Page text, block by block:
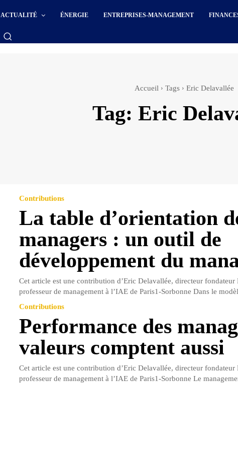
ACTUALITÉ ÉNERGIE ENTREPRISES-MANAGEMENT
Accueil Tags Eric Delavallée
Tag: Eric
Contributions
La table d’orientation
managers : un outil de
développement du
Cet article est une contribution d’Eric Delavallée, directeur
professeur de management à l’IAE de Paris1-Sorbonne Dans le
Contributions
Performance des
valeurs comptent aussi
Cet article est une contribution d’Eric Delavallée, directeur
professeur de management à l’IAE de Paris1-Sorbonne Le